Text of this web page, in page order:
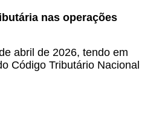
nas operações
abril de 2026, tendo em
Código Tributário Nacional